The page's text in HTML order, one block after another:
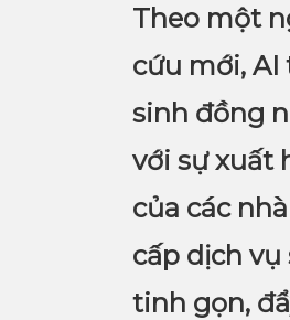
Theo một
cứu mới, AI
sinh đồng
với sự xuất
của các
cấp dịch vụ
tinh gọn,